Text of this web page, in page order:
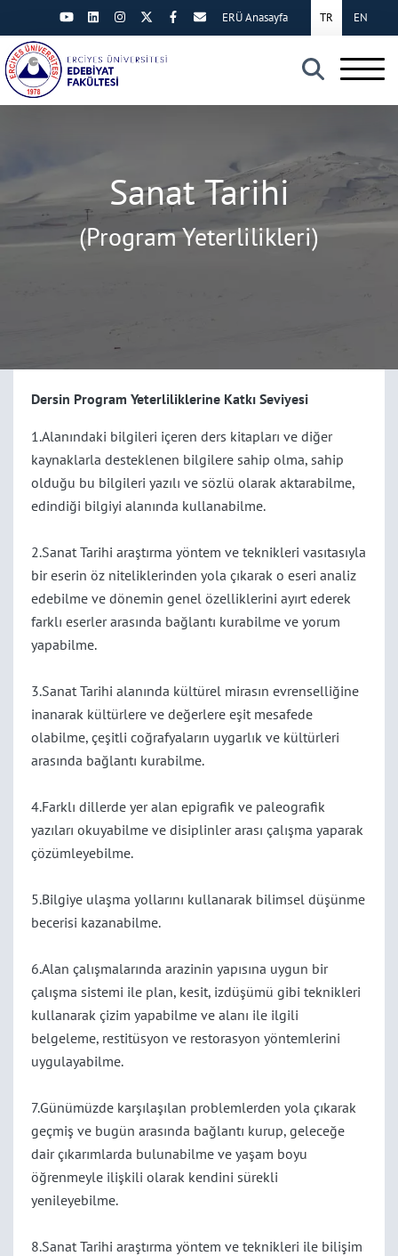
×
TR EN
ERÜ Anasayfa
Sanat Tarihi
(Program Yeterlilikleri)
Dersin Program Yeterliliklerine Katkı Seviyesi
1.Alanındaki bilgileri içeren ders kitapları ve diğer
kaynaklarla desteklenen bilgilere sahip olma, sahip
olduğu bu bilgileri yazılı ve sözlü olarak aktarabilme,
edindiği bilgiyi alanında kullanabilme.
2.Sanat Tarihi araştırma yöntem ve teknikleri vasıtasıyla
bir eserin öz niteliklerinden yola çıkarak o eseri analiz
edebilme ve dönemin genel özelliklerini ayırt ederek
farklı eserler arasında bağlantı kurabilme ve yorum
yapabilme.
3.Sanat Tarihi alanında kültürel mirasın evrenselliğine
inanarak kültürlere ve değerlere eşit mesafede
olabilme, çeşitli coğrafyaların uygarlık ve kültürleri
arasında bağlantı kurabilme.
4.Farklı dillerde yer alan epigrafik ve paleografik
yazıları okuyabilme ve disiplinler arası çalışma yaparak
çözümleyebilme.
5.Bilgiye ulaşma yollarını kullanarak bilimsel düşünme
becerisi kazanabilme.
6.Alan çalışmalarında arazinin yapısına uygun bir
çalışma sistemi ile plan, kesit, izdüşümü gibi teknikleri
kullanarak çizim yapabilme ve alanı ile ilgili
belgeleme, restitüsyon ve restorasyon yöntemlerini
uygulayabilme.
7.Günümüzde karşılaşılan problemlerden yola çıkarak
geçmiş ve bugün arasında bağlantı kurup, geleceğe
dair ‎çıkarımlarda bulunabilme ve yaşam boyu
öğrenmeyle ilişkili olarak kendini sürekli
yenileyebilme.
8.Sanat Tarihi araştırma yöntem ve teknikleri ile bilişim